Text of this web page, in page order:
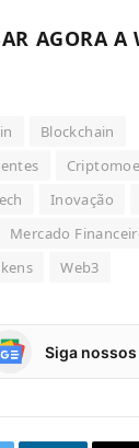
AGORA A
Blockchain
Inovação
Mercado
Web3
Siga nossos